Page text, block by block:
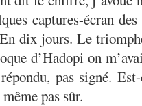
captures-écran
dix jours. Le
d’Hadopi on
pas signé.
pas sûr.